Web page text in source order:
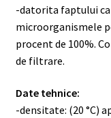
-datorita faptului
microorganismele
procent de 100%.
de filtrare.
Date tehnice:
-densitate: (20 °C)